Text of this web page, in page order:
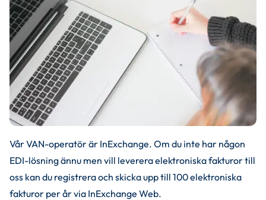
Vår VAN-operatör är InExchange. Om du inte har någon
EDI-lösning ännu men vill leverera elektroniska fakturor till
oss kan du registrera och skicka upp till 100 elektroniska
fakturor per år via InExchange Web.